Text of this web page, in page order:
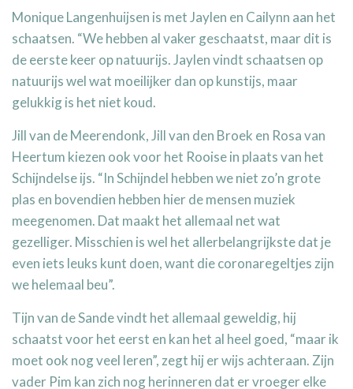
Monique Langenhuijsen is met Jaylen en Cailynn aan het
schaatsen. “We hebben al vaker geschaatst, maar dit is
de eerste keer op natuurijs. Jaylen vindt schaatsen op
natuurijs wel wat moeilijker dan op kunstijs, maar
gelukkig is het niet koud.
Jill van de Meerendonk, Jill van den Broek en Rosa van
Heertum kiezen ook voor het Rooise in plaats van het
Schijndelse ijs. “In Schijndel hebben we niet zo’n grote
plas en bovendien hebben hier de mensen muziek
meegenomen. Dat maakt het allemaal net wat
gezelliger. Misschien is wel het allerbelangrijkste dat je
even iets leuks kunt doen, want die coronaregeltjes zijn
we helemaal beu”.
Tijn van de Sande vindt het allemaal geweldig, hij
schaatst voor het eerst en kan het al heel goed, “maar ik
moet ook nog veel leren”, zegt hij er wijs achteraan. Zijn
vader Pim kan zich nog herinneren dat er vroeger elke